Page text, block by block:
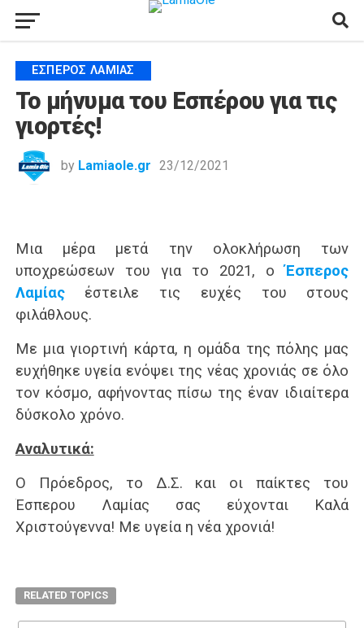
ΈΣΠΕΡΟΣ ΛΑΜΊΑΣ
Το μήνυμα του Εσπέρου για τις
γιορτές!
by Lamiaole.gr 23/12/2021
Μια μέρα μετά την ολοκλήρωση των
υποχρεώσεων του για το 2021, οΈσπερος
Λαμίαςέστειλε τις ευχές του στους
φιλάθλους.
Με μια γιορτινή κάρτα, η ομάδα της πόλης μας
ευχήθηκε υγεία ενόψει της νέας χρονιάς σε όλο
τον κόσμο, αφήνοντας πίσω της έναν ιδιαίτερα
δύσκολο χρόνο.
Αναλυτικά:
Ο Πρόεδρος, το Δ.Σ. και οι παίκτες του
Έσπερου Λαμίας σας εύχονται Καλά
Χριστούγεννα! Με υγεία η νέα χρονιά!
RELATED TOPICS